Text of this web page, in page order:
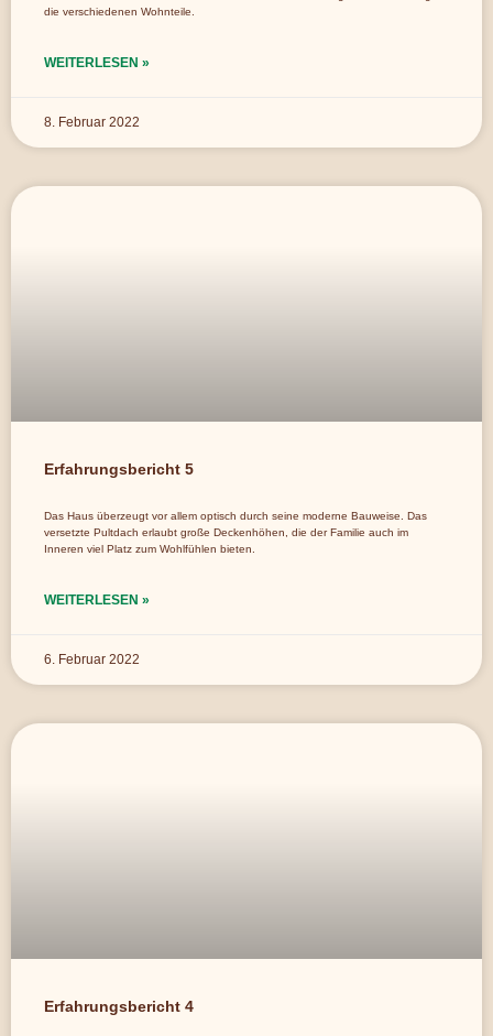
die verschiedenen Wohnteile.
WEITERLESEN »
8. Februar 2022
Erfahrungsbericht 5
Das Haus überzeugt vor allem optisch durch seine moderne Bauweise. Das
versetzte Pultdach erlaubt große Deckenhöhen, die der Familie auch im
Inneren viel Platz zum Wohlfühlen bieten.
WEITERLESEN »
6. Februar 2022
Erfahrungsbericht 4